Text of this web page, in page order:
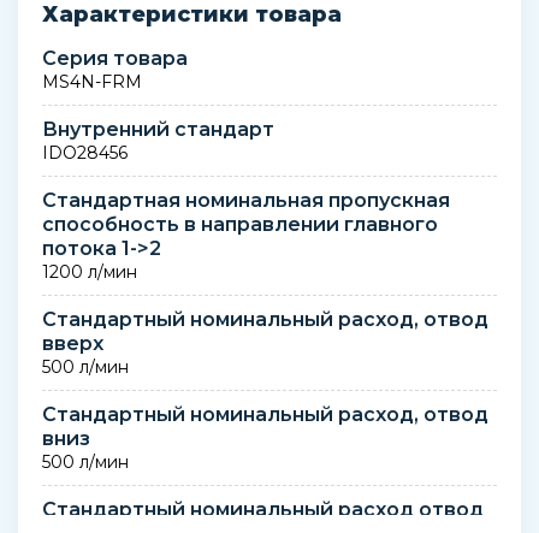
Характеристики товара
Серия товара
MS4N-FRM
Внутренний стандарт
IDO28456
Стандартная номинальная пропускная
способность в направлении главного
потока 1->2
1200 л/мин
Стандартный номинальный расход, отвод
вверх
500 л/мин
Стандартный номинальный расход, отвод
вниз
500 л/мин
Стандартный номинальный расход отвод